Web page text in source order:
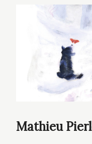
Mathieu